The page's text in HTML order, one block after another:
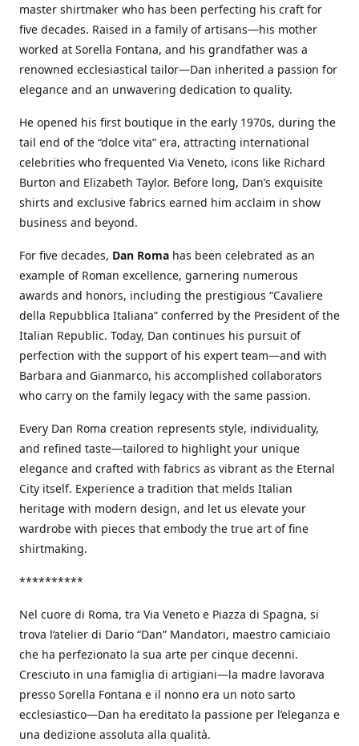
master shirtmaker who has been perfecting his craft for
five decades. Raised in a family of artisans—his mother
worked at Sorella Fontana, and his grandfather was a
renowned ecclesiastical tailor—Dan inherited a passion for
elegance and an unwavering dedication to quality.
He opened his first boutique in the early 1970s, during the
tail end of the “dolce vita” era, attracting international
celebrities who frequented Via Veneto, icons like Richard
Burton and Elizabeth Taylor. Before long, Dan’s exquisite
shirts and exclusive fabrics earned him acclaim in show
business and beyond.
For five decades, Dan Roma has been celebrated as an
example of Roman excellence, garnering numerous
awards and honors, including the prestigious “Cavaliere
della Repubblica Italiana” conferred by the President of the
Italian Republic. Today, Dan continues his pursuit of
perfection with the support of his expert team—and with
Barbara and Gianmarco, his accomplished collaborators
who carry on the family legacy with the same passion.
Every Dan Roma creation represents style, individuality,
and refined taste—tailored to highlight your unique
elegance and crafted with fabrics as vibrant as the Eternal
City itself. Experience a tradition that melds Italian
heritage with modern design, and let us elevate your
wardrobe with pieces that embody the true art of fine
shirtmaking.
**********
Nel cuore di Roma, tra Via Veneto e Piazza di Spagna, si
trova l’atelier di Dario “Dan” Mandatori, maestro camiciaio
che ha perfezionato la sua arte per cinque decenni.
Cresciuto in una famiglia di artigiani—la madre lavorava
presso Sorella Fontana e il nonno era un noto sarto
ecclesiastico—Dan ha ereditato la passione per l’eleganza e
una dedizione assoluta alla qualità.